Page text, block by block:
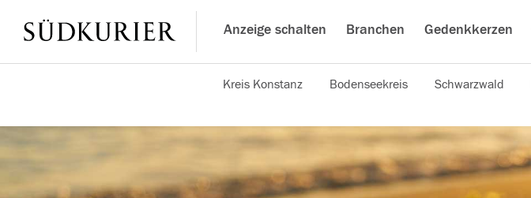
Anzeige schalten Branchen Gedenkkerzen
Kreis Konstanz Bodenseekreis Schwarzwald